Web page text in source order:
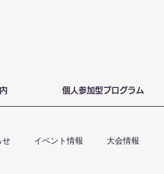
個人参加型プログラム
せ イベント情報 大会情報